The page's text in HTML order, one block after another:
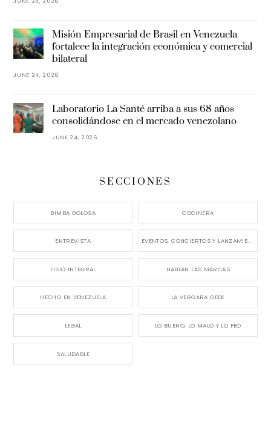
Misión Empresarial de Brasil en Venezuela
fortalece la integración económica y comercial
bilateral
JUNE 24, 2026
Laboratorio La Santé arriba a sus 68 años
consolidándose en el mercado venezolano
JUNE 24, 2026
SECCIONES
BIMBA GOLOSA COCINERA
ENTREVISTA EVENTOS, CONCIERTOS Y LANZAMIENTOS
FISIO INTEGRAL HABLAN LAS MARCAS
HECHO EN VENEZUELA LA VERGARA GEEK
LEGAL LO BUENO, LO MALO Y LO FEO
SALUDABLE